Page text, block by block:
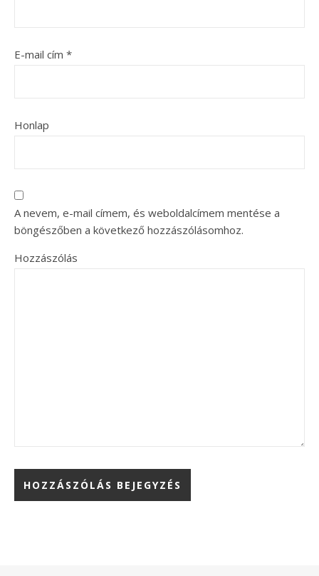
E-mail cím *
Honlap
A nevem, e-mail címem, és weboldalcímem mentése a
böngészőben a következő hozzászólásomhoz.
Hozzászólás